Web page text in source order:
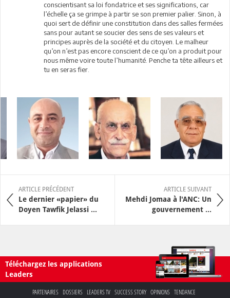
conscientisant sa loi fondatrice et ses significations, car
l’échelle ça se grimpe à partir se son premier palier. Sinon, à
quoi sert de définir une constitution dans des salles fermées
sans pour autant se soucier des sens de ses valeurs et
principes auprès de la société et du citoyen. Le malheur
qu’on n’est pas encore conscient de ce qu’on a produit pour
nous même voire toute l’humanité. Penche ta tête ailleurs et
tu en seras fier.
ARTICLE PRÉCÉDENT
Le dernier «papier» du
Doyen Tawfik Jelassi ...
ARTICLE SUIVANT
Mehdi Jomaa à l'ANC: Un
gouvernement ...
Téléchargez les applications
Leaders
PARTENAIRES DOSSIERS LEADERS TV SUCCESS STORY OPINIONS TENDANCE